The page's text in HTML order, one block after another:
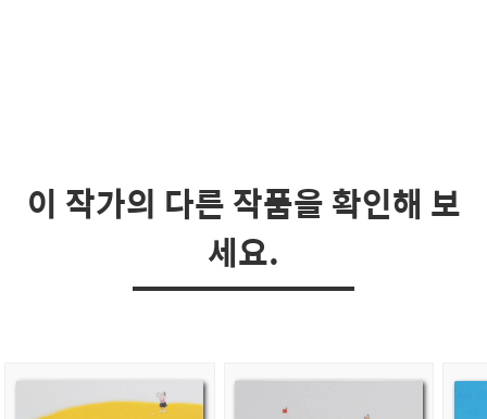
이 작가의 다른 작품을 확인해 보
세요.